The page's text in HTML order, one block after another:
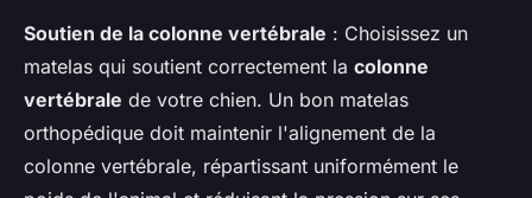
Soutien de la colonne vertébrale : Choisissez un
matelas qui soutient correctement la colonne
vertébrale de votre chien. Un bon matelas
orthopédique doit maintenir l'alignement de la
colonne vertébrale, répartissant uniformément le